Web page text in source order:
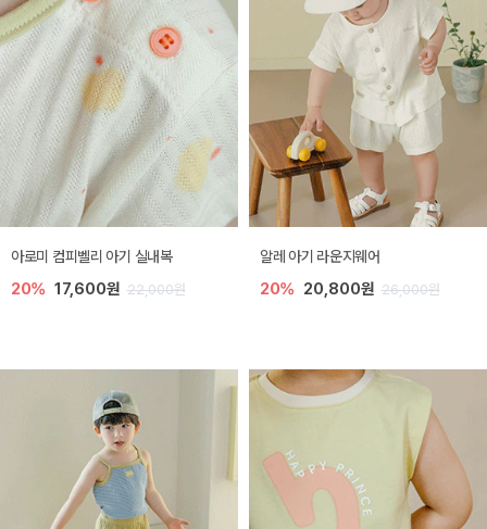
아로미 컴피벨리 아기 실내복
20% 17,600원 22,000원
알레 아기 라운지웨어
20% 20,800원 26,000원